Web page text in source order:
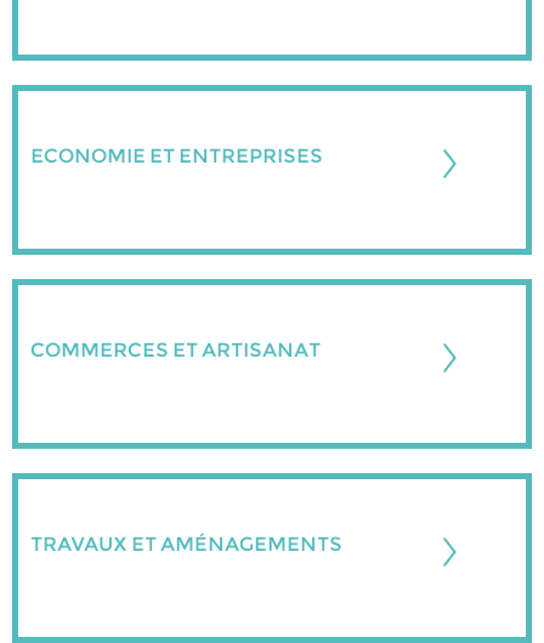
ECONOMIE ET ENTREPRISES
COMMERCES ET ARTISANAT
TRAVAUX ET AMÉNAGEMENTS